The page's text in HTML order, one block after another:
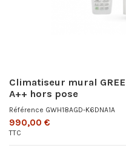
Climatiseur mural
A++ hors pose
Référence GWH18AGD-K6DNA1A
990,00 €
TTC